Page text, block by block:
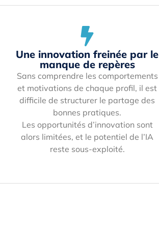
Une innovation freinée par le
manque de repères
Sans comprendre les comportements
et motivations de chaque profil, il est
difficile de structurer le partage des
bonnes pratiques.
Les opportunités d’innovation sont
alors limitées, et le potentiel de l’IA
reste sous-exploité.